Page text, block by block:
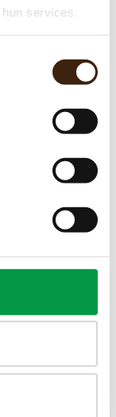
services.